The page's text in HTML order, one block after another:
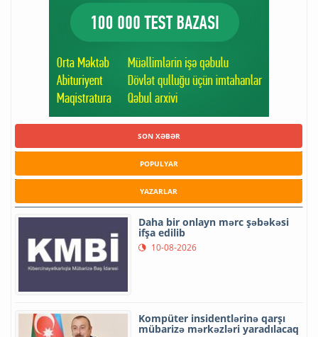
SON XƏBƏR
POPULYAR
YAZARLAR
Daha bir onlayn mərc şəbəkəsi
ifşa edilib
10-08-2026
Kompüter insidentlərinə qarşı
mübarizə mərkəzləri yaradılacaq